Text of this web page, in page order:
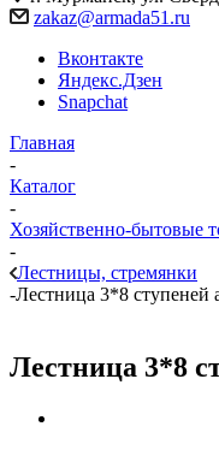
zakaz@armada51.ru
Вконтакте
Яндекс.Дзен
Snapchat
Главная
-
Каталог
-
Хозяйственно-бытовые
-
Лестницы, стремянки
-Лестница 3*8 ступеней
Лестница 3*8